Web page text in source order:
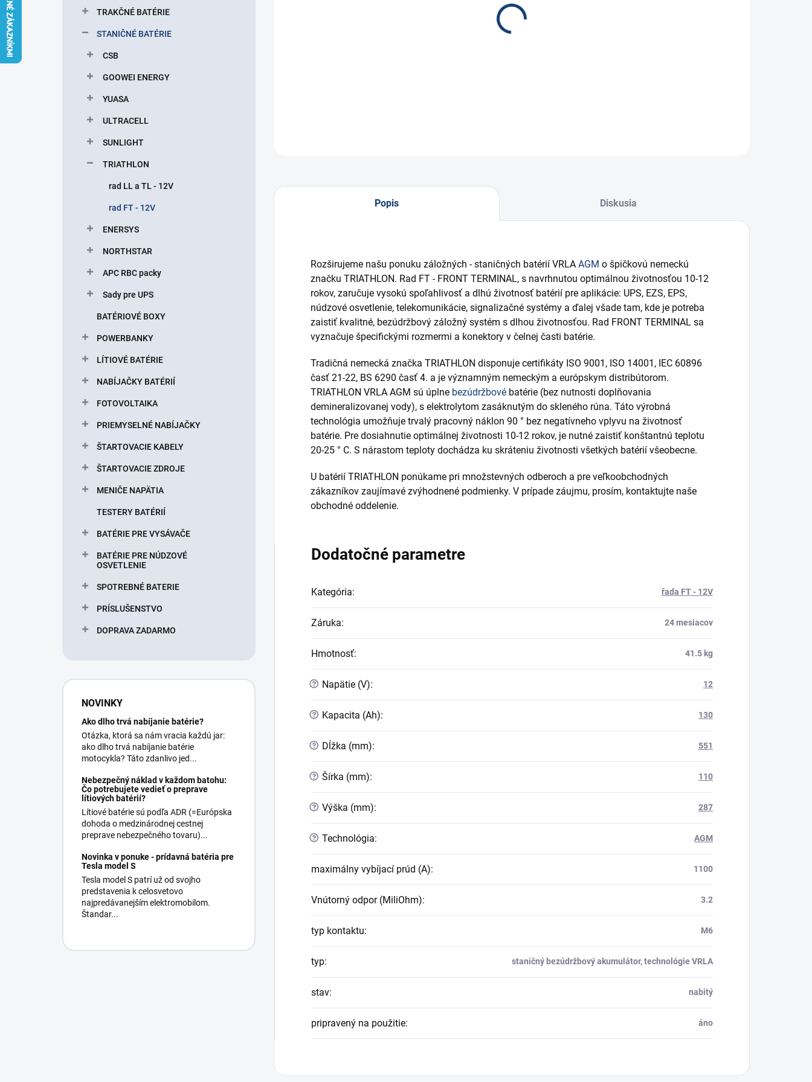
TRAKČNÉ BATÉRIE
STANIČNÉ BATÉRIE
CSB
GOOWEI ENERGY
YUASA
ULTRACELL
SUNLIGHT
TRIATHLON
rad LL a TL - 12V
rad FT - 12V
ENERSYS
NORTHSTAR
APC RBC packy
Sady pre UPS
BATÉRIOVÉ BOXY
POWERBANKY
LÍTIOVÉ BATÉRIE
NABÍJAČKY BATÉRIÍ
FOTOVOLTAIKA
PRIEMYSELNÉ NABÍJAČKY
ŠTARTOVACIE KABELY
ŠTARTOVACIE ZDROJE
MENIČE NAPÄTIA
TESTERY BATÉRIÍ
BATÉRIE PRE VYSÁVAČE
BATÉRIE PRE NÚDZOVÉ
OSVETLENIE
SPOTREBNÉ BATERIE
PRÍSLUŠENSTVO
DOPRAVA ZADARMO
NOVINKY
Ako dlho trvá nabíjanie batérie?
Otázka, ktorá sa nám vracia každú jar:
ako dlho trvá nabíjanie batérie
motocykla? Táto zdanlivo jed...
Nebezpečný náklad v každom batohu:
Čo potrebujete vedieť o preprave
lítiových batérií?
Lítiové batérie sú podľa ADR (=Európska
dohoda o medzinárodnej cestnej
preprave nebezpečného tovaru)...
Novinka v ponuke - prídavná batéria pre
Tesla model S
Tesla model S patrí už od svojho
predstavenia k celosvetovo
najpredávanejším elektromobilom.
Štandar...
a režimy "stand by" všeobecne v prevedení front
Popis Diskusia
Rozširujeme našu ponuku záložných - staničných batérií VRLA AGM o špičkovú nemeckú
značku TRIATHLON. Rad FT - FRONT TERMINAL, s navrhnutou optimálnou životnosťou 10-12
rokov, zaručuje vysokú spoľahlivosť a dlhú životnosť batérií pre aplikácie: UPS, EZS, EPS,
núdzové osvetlenie, telekomunikácie, signalizačné systémy a ďalej všade tam, kde je potreba
zaistiť kvalitné, bezúdržbový záložný systém s dlhou životnosťou. Rad FRONT TERMINAL sa
vyznačuje špecifickými rozmermi a konektory v čelnej časti batérie.
Tradičná nemecká značka TRIATHLON disponuje certifikáty ISO 9001, ISO 14001, IEC 60896
časť 21-22, BS 6290 časť 4. a je významným nemeckým a európskym distribútorom.
TRIATHLON VRLA AGM sú úplne bezúdržbové batérie (bez nutnosti doplňovania
demineralizovanej vody), s elektrolytom zasáknutým do skleného rúna. Táto výrobná
technológia umožňuje trvalý pracovný náklon 90 ° bez negatívneho vplyvu na životnosť
batérie. Pre dosiahnutie optimálnej životnosti 10-12 rokov, je nutné zaistiť konštantnú teplotu
20-25 ° C. S nárastom teploty dochádza ku skráteniu životnosti všetkých batérií všeobecne.
U batérií TRIATHLON ponúkame pri množstevných odberoch a pre veľkoobchodných
zákazníkov zaujímavé zvýhodnené podmienky. V prípade záujmu, prosím, kontaktujte naše
obchodné oddelenie.
Dodatočné parametre
Kategória: řada FT - 12V
Záruka: 24 mesiacov
Hmotnosť: 41.5 kg
? Napätie (V): 12
? Kapacita (Ah): 130
? Dĺžka (mm): 551
? Šírka (mm): 110
? Výška (mm): 287
? Technológia: AGM
maximálny vybíjací prúd (A): 1100
Vnútorný odpor (MiliOhm): 3.2
typ kontaktu: M6
typ: staničný bezúdržbový akumulátor, technológie VRLA
stav: nabitý
pripravený na použitie: áno